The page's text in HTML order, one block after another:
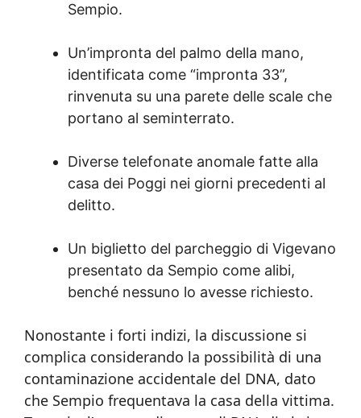
Sempio.
Un’impronta del palmo della mano,
identificata come “impronta 33”,
rinvenuta su una parete delle scale che
portano al seminterrato.
Diverse telefonate anomale fatte alla
casa dei Poggi nei giorni precedenti al
delitto.
Un biglietto del parcheggio di Vigevano
presentato da Sempio come alibi,
benché nessuno lo avesse richiesto.
Nonostante i forti indizi, la discussione si
complica considerando la possibilità di una
contaminazione accidentale del DNA, dato
che Sempio frequentava la casa della vittima.